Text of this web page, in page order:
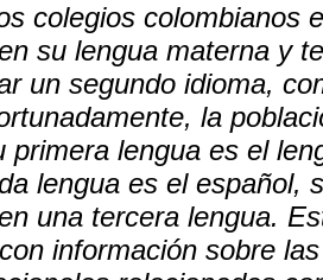
colegios colombianos
su lengua materna y
un segundo idioma,
la
primera lengua es el
lengua es el español,
una tercera lengua.
información sobre